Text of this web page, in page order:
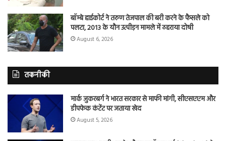
बॉम्बे हाईकोर्ट ने तरुण तेजपाल की बरी करने के फैसले को
पलटा, 2013 के यौन उत्पीड़न मामले में ठहराया दोषी
August 6, 2026
तकनीकी
मार्क जुकरबर्ग ने भारत सरकार से माफी मांगी, सीएसएएम और
डीपफेक कंटेंट पर जताया खेद
August 5, 2026